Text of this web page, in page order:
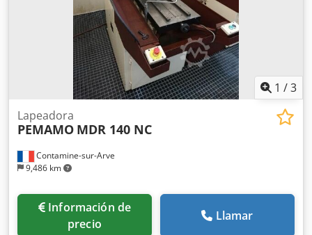
1 /3
Contamine-sur-Arve
9,486 km
Lapeadora
PEMAMO MDR 140 NC
Información de
precio
Llamar